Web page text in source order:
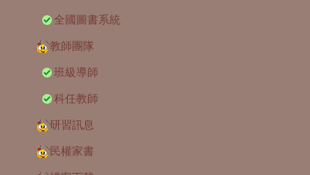
全國圖書系統
教師團隊
班級導師
科任教師
研習訊息
民權家書